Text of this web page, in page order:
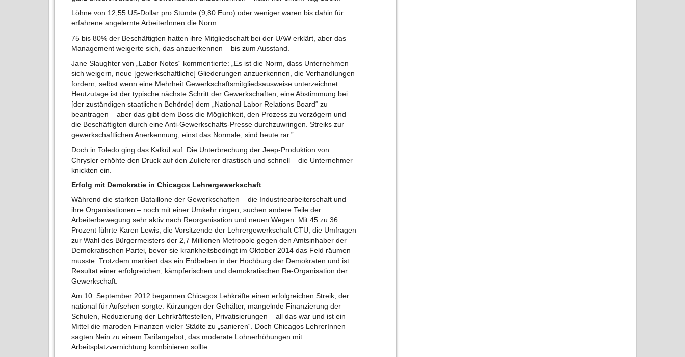
Löhne von 12,55 US-Dollar pro Stunde (9,80 Euro) oder weniger waren bis dahin für
erfahrene angelernte ArbeiterInnen die Norm.
75 bis 80% der Beschäftigten hatten ihre Mitgliedschaft bei der UAW erklärt, aber das
Management weigerte sich, das anzuerkennen – bis zum Ausstand.
Jane Slaughter von „Labor Notes“ kommentierte: „Es ist die Norm, dass Unternehmen
sich weigern, neue [gewerkschaftliche] Gliederungen anzuerkennen, die Verhandlungen
fordern, selbst wenn eine Mehrheit Gewerkschaftsmitgliedsausweise unterzeichnet.
Heutzutage ist der typische nächste Schritt der Gewerkschaften, eine Abstimmung bei
[der zuständigen staatlichen Behörde] dem „National Labor Relations Board“ zu
beantragen – aber das gibt dem Boss die Möglichkeit, den Prozess zu verzögern und
die Beschäftigten durch eine Anti-Gewerkschafts-Presse durchzuwringen. Streiks zur
gewerkschaftlichen Anerkennung, einst das Normale, sind heute rar.”
Doch in Toledo ging das Kalkül auf: Die Unterbrechung der Jeep-Produktion von
Chrysler erhöhte den Druck auf den Zulieferer drastisch und schnell – die Unternehmer
knickten ein.
Erfolg mit Demokratie in Chicagos Lehrergewerkschaft
Während die starken Bataillone der Gewerkschaften – die Industriearbeiterschaft und
ihre Organisationen – noch mit einer Umkehr ringen, suchen andere Teile der
Arbeiterbewegung sehr aktiv nach Reorganisation und neuen Wegen. Mit 45 zu 36
Prozent führte Karen Lewis, die Vorsitzende der Lehrergewerkschaft CTU, die Umfragen
zur Wahl des Bürgermeisters der 2,7 Millionen Metropole gegen den Amtsinhaber der
Demokratischen Partei, bevor sie krankheitsbedingt im Oktober 2014 das Feld räumen
musste. Trotzdem markiert das ein Erdbeben in der Hochburg der Demokraten und ist
Resultat einer erfolgreichen, kämpferischen und demokratischen Re-Organisation der
Gewerkschaft.
Am 10. September 2012 begannen Chicagos Lehkräfte einen erfolgreichen Streik, der
national für Aufsehen sorgte. Kürzungen der Gehälter, mangelnde Finanzierung der
Schulen, Reduzierung der Lehrkräftestellen, Privatisierungen – all das war und ist ein
Mittel die maroden Finanzen vieler Städte zu „sanieren“. Doch Chicagos LehrerInnen
sagten Nein zu einem Tarifangebot, das moderate Lohnerhöhungen mit
Arbeitsplatzvernichtung kombinieren sollte.